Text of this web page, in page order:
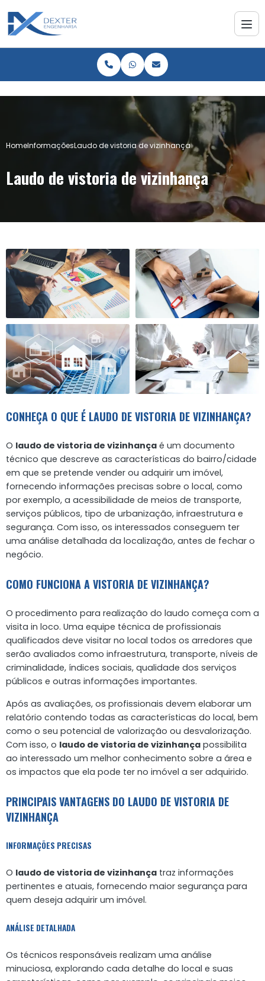
HomeInformaçõesLaudo de vistoria de vizinhança
Laudo de vistoria de vizinhança
CONHEÇA O QUE É LAUDO DE VISTORIA DE VIZINHANÇA?
O laudo de vistoria de vizinhança é um documento
técnico que descreve as características do bairro/cidade
em que se pretende vender ou adquirir um imóvel,
fornecendo informações precisas sobre o local, como
por exemplo, a acessibilidade de meios de transporte,
serviços públicos, tipo de urbanização, infraestrutura e
segurança. Com isso, os interessados conseguem ter
uma análise detalhada da localização, antes de fechar o
negócio.
COMO FUNCIONA A VISTORIA DE VIZINHANÇA?
O procedimento para realização do laudo começa com a
visita in loco. Uma equipe técnica de profissionais
qualificados deve visitar no local todos os arredores que
serão avaliados como infraestrutura, transporte, níveis de
criminalidade, índices sociais, qualidade dos serviços
públicos e outras informações importantes.
Após as avaliações, os profissionais devem elaborar um
relatório contendo todas as características do local, bem
como o seu potencial de valorização ou desvalorização.
Com isso, o laudo de vistoria de vizinhança possibilita
ao interessado um melhor conhecimento sobre a área e
os impactos que ela pode ter no imóvel a ser adquirido.
PRINCIPAIS VANTAGENS DO LAUDO DE VISTORIA DE
VIZINHANÇA
INFORMAÇÕES PRECISAS
O laudo de vistoria de vizinhança traz informações
pertinentes e atuais, fornecendo maior segurança para
quem deseja adquirir um imóvel.
ANÁLISE DETALHADA
Os técnicos responsáveis realizam uma análise
minuciosa, explorando cada detalhe do local e suas